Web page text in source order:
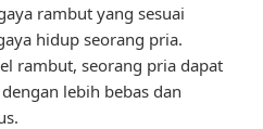
rambut yang sesuai
hidup seorang pria.
rambut, seorang pria dapat
lebih bebas dan